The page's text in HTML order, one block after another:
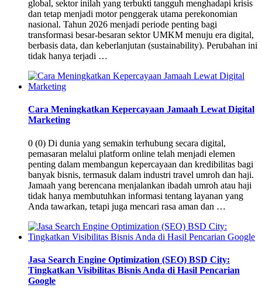
global, sektor inilah yang terbukti tangguh menghadapi krisis
dan tetap menjadi motor penggerak utama perekonomian
nasional. Tahun 2026 menjadi periode penting bagi
transformasi besar-besaran sektor UMKM menuju era digital,
berbasis data, dan keberlanjutan (sustainability). Perubahan ini
tidak hanya terjadi …
Cara Meningkatkan Kepercayaan Jamaah Lewat Digital
Marketing
0 (0) Di dunia yang semakin terhubung secara digital,
pemasaran melalui platform online telah menjadi elemen
penting dalam membangun kepercayaan dan kredibilitas bagi
banyak bisnis, termasuk dalam industri travel umroh dan haji.
Jamaah yang berencana menjalankan ibadah umroh atau haji
tidak hanya membutuhkan informasi tentang layanan yang
Anda tawarkan, tetapi juga mencari rasa aman dan …
Jasa Search Engine Optimization (SEO) BSD City:
Tingkatkan Visibilitas Bisnis Anda di Hasil Pencarian
Google